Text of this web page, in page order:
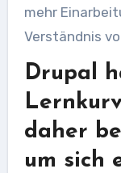
mehr
Verständnis
Drupal
daher
um sich